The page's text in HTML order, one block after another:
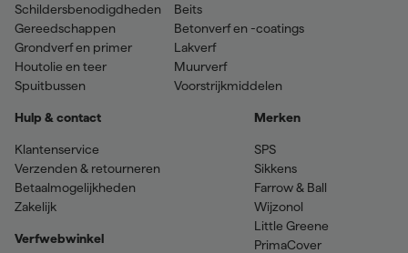
Schildersbenodigdheden
Gereedschappen
Grondverf en primer
Houtolie en teer
Spuitbussen
Beits
Betonverf en -coatings
Lakverf
Muurverf
Voorstrijkmiddelen
Hulp & contact
Klantenservice
Verzenden & retourneren
Betaalmogelijkheden
Zakelijk
Verfwebwinkel
Merken
SPS
Sikkens
Farrow & Ball
Wijzonol
Little Greene
PrimaCover